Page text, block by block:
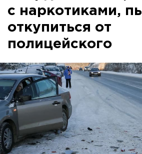
с наркотиками,
откупиться от
полицейского